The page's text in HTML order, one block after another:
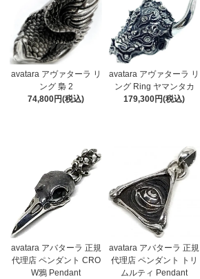
avatara アヴァターラ リ
ング 梟 2
74,800円(税込)
avatara アヴァターラ リ
ング Ring ヤマンタカ
179,300円(税込)
avatara アバターラ 正規
代理店 ペンダント CRO
W鴉 Pendant
avatara アバターラ 正規
代理店 ペンダント トリ
ムルティ Pendant